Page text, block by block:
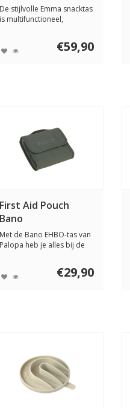
De stijlvolle Emma snacktas
is multifunctioneel,
€59,90
First Aid Pouch
Bano
Met de Bano EHBO-tas van
Palopa heb je alles bij de
€29,90